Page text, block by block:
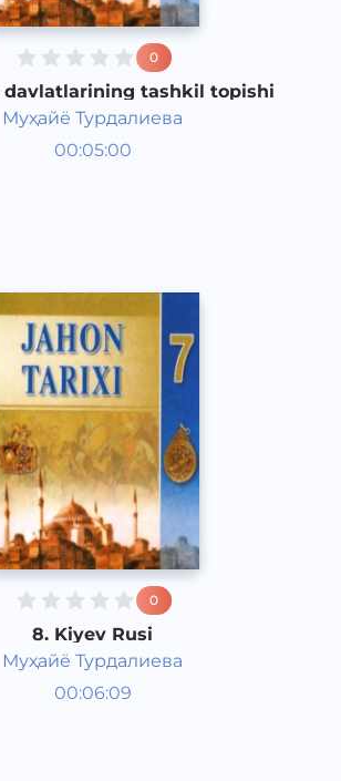
0
davlatlarining tashkil topishi
Муҳайё Турдалиева
00:05:00
Jahon tarixi 7 sinf
0
8. Kiyev Rusi
Муҳайё Турдалиева
00:06:09
Jahon tarixi 7 sinf